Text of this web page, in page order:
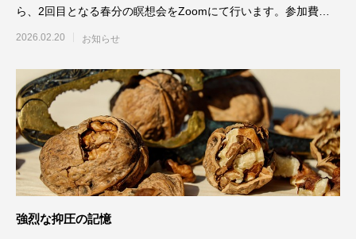
ら、2回目となる春分の瞑想会をZoomにて行います。参加費は
5,000円
2026.02.20 お知らせ
強烈な抑圧の記憶